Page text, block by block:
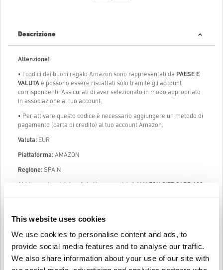
This website uses cookies
We use cookies to personalise content and ads, to
provide social media features and to analyse our traffic.
We also share information about your use of our site with
Descrizione
Attenzione!
• I codici dei buoni regalo Amazon sono rappresentati da PAESE E
VALUTA e possono essere riscattati solo tramite gli account
corrispondenti. Assicurati di aver selezionato in modo appropriato
in associazione al tuo account.
• Per attivare questo codice è necessario aggiungere un metodo di
pagamento (carta di credito) al tuo account Amazon.
Valuta: EUR
Piattaforma: AMAZON
Regione: SPAIN
Abbiamo alcuni dei codici più economici di AMAZON GIFT CARD 100
essere economici, ti possiamo garantire che i nostri codici sono
Una volta acquistato, ti manderemo il codice digitale di AMAZON
indirizzo mail precedentemente fornito. (pre-Order prodotti